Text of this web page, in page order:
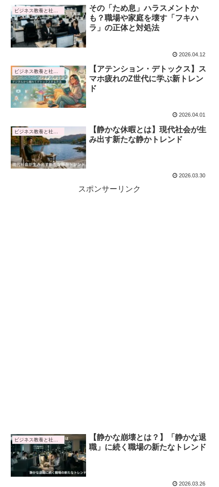
ビジネス教養と社会トレンド
その「ため息」ハラスメントか
も？職場や家庭を壊す「フキハ
ラ」の正体と対処法
2026.04.12
ビジネス教養と社会トレンド
【アテンション・デトックス】ス
マホ疲れのZ世代に学ぶ新トレン
ド
2026.04.01
ビジネス教養と社会トレンド
【静かな休暇とは】現代社会が生
み出す新たな静かトレンド
2026.03.30
スポンサーリンク
ビジネス教養と社会トレンド
【静かな崩壊とは？】「静かな退
職」に続く職場の新たなトレンド
2026.03.26